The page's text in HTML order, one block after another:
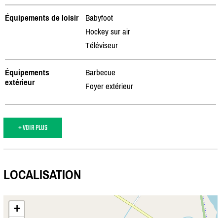
Équipements de loisir
Babyfoot
Hockey sur air
Téléviseur
Équipements
extérieur
Barbecue
Foyer extérieur
+ VOIR PLUS
LOCALISATION
+